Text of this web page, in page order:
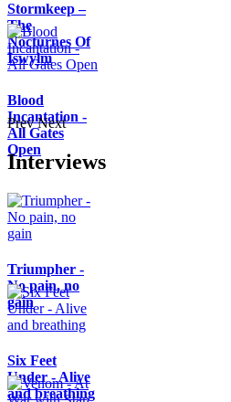
Stormkeep –
The
Nocturnes Of
Iswylm
Blood
Incantation -
All Gates
Open
Prev Next
Interviews
Triumpher -
No pain, no
gain
Six Feet
Under - Alive
and breathing